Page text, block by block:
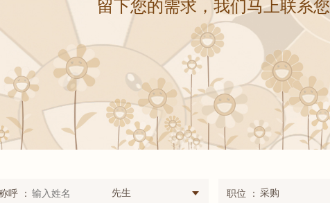
留下您的需求，我们马上联系您
呼 ： 先生 职位 ： 采购